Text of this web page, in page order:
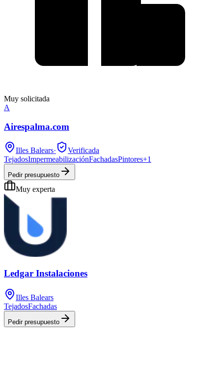
Muy solicitada
A
Airespalma.com
Illes Balears·
Verificada
TejadosImpermeabilizaciónFachadasPintores+1
Pedir presupuesto
Muy experta
Ledgar Instalaciones
Illes Balears
TejadosFachadas
Pedir presupuesto